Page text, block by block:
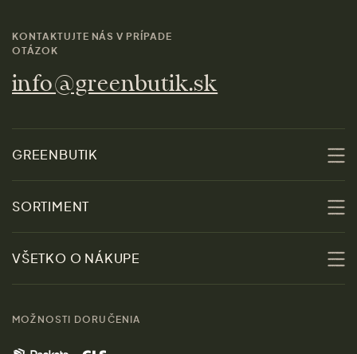
KONTAKTUJTE NÁS V PRÍPADE
OTÁZOK
info@greenbutik.sk
GREENBUTIK
O nás
Udržateľnosť
Kontakt
SORTIMENT
Zľavy
Ženy
Muži
VŠETKO O NÁKUPE
MOŽNOSTI DORUČENIA